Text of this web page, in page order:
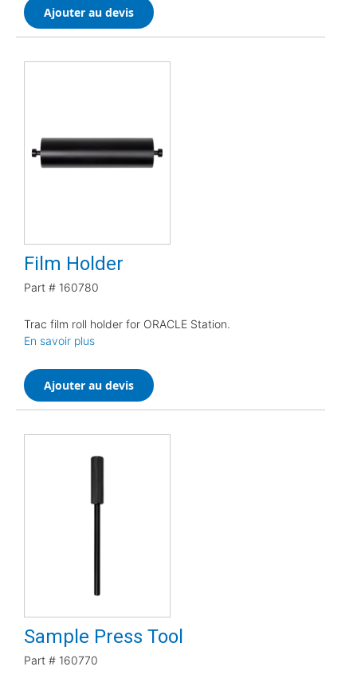
Ajouter au devis
Film Holder
Part # 160780
Trac film roll holder for ORACLE Station.
En savoir plus
Ajouter au devis
Sample Press Tool
Part # 160770